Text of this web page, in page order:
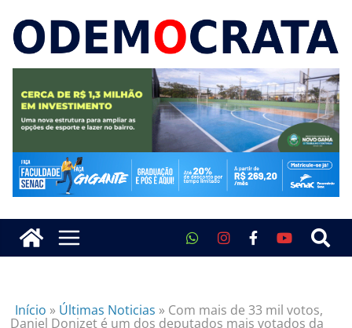
Início » Últimas Noticias » Com mais de 33 mil votos,
Daniel Donizet é um dos deputados mais votados da